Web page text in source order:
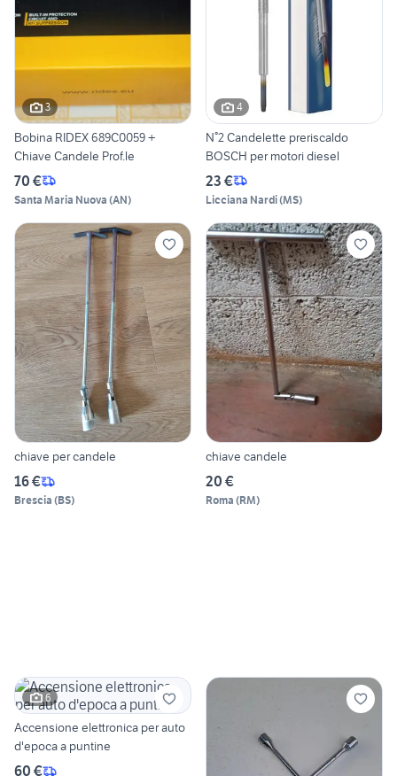
3
Bobina RIDEX 689C0059 +
Chiave Candele Prof.le
70 €
Santa Maria Nuova (AN)
4
N°2 Candelette preriscaldo
BOSCH per motori diesel
23 €
Licciana Nardi(MS)
chiave per candele
16 €
Brescia (BS)
chiave candele
20 €
Roma (RM)
6
Accensione elettronica per auto
d'epoca a puntine
60 €